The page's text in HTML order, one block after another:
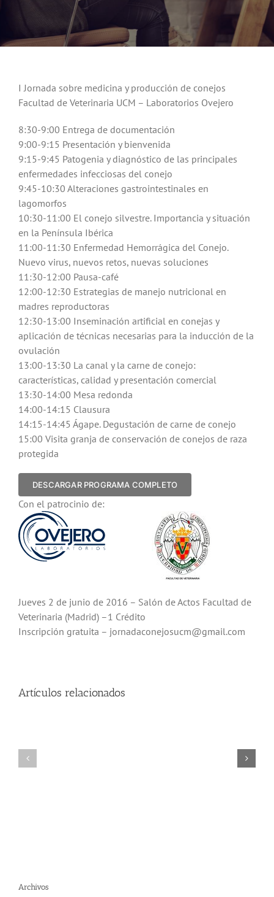
Contactar
WooCommerce My Account
WooCommerce Cart
I Jornada sobre medicina y producción de conejos
Facultad de Veterinaria UCM – Laboratorios Ovejero
8:30-9:00 Entrega de documentación
9:00-9:15 Presentación y bienvenida
9:15-9:45 Patogenia y diagnóstico de las principales
enfermedades infecciosas del conejo
9:45-10:30 Alteraciones gastrointestinales en
lagomorfos
10:30-11:00 El conejo silvestre. Importancia y situación
en la Península Ibérica
11:00-11:30 Enfermedad Hemorrágica del Conejo.
Nuevo virus, nuevos retos, nuevas soluciones
11:30-12:00 Pausa-café
12:00-12:30 Estrategias de manejo nutricional en
madres reproductoras
12:30-13:00 Inseminación artificial en conejas y
aplicación de técnicas necesarias para la inducción de la
ovulación
13:00-13:30 La canal y la carne de conejo:
características, calidad y presentación comercial
13:30-14:00 Mesa redonda
14:00-14:15 Clausura
14:15-14:45 Ágape. Degustación de carne de conejo
15:00 Visita granja de conservación de conejos de raza
protegida
DESCARGAR PROGRAMA COMPLETO
Con el patrocinio de:
Jueves 2 de junio de 2016 – Salón de Actos Facultad de
Veterinaria (Madrid) –1 Crédito
Inscripción gratuita – jornadaconejosucm@gmail.com
Artículos relacionados
Archivos